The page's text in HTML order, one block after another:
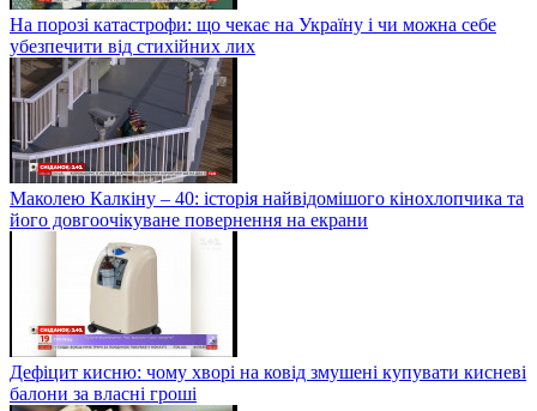
На порозі катастрофи: що чекає на Україну і чи можна себе
убезпечити від стихійних лих
Маколею Калкіну – 40: історія найвідомішого кінохлопчика та
його довгоочікуване повернення на екрани
Дефіцит кисню: чому хворі на ковід змушені купувати кисневі
балони за власні гроші